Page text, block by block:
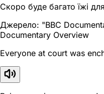
Скоро буде багато їжі
Джерело: "BBC
Documentary Overview
Everyone at court was